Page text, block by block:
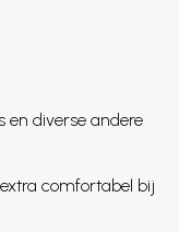
en diverse andere
comfortabel bij